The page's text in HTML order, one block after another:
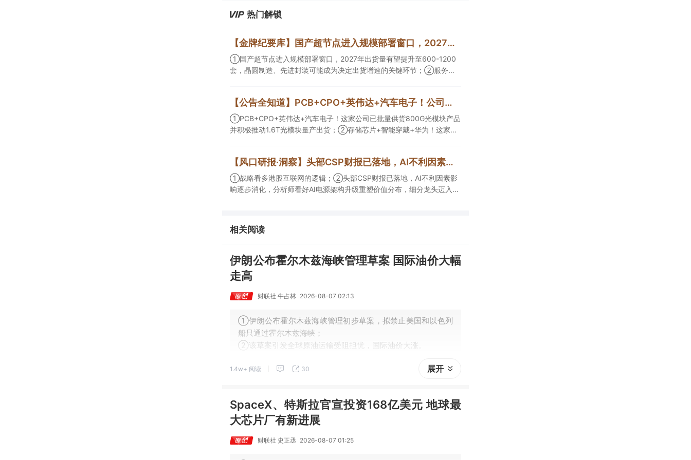
热门解锁
【金牌纪要库】国产超节点进入规模部署窗口，2027年出货量有望提升至600-1200套，晶圆制造、先进封装可能成为决定出货增速的关键环节
①国产超节点进入规模部署窗口，2027年出货量有望提升至600-1200
套，晶圆制造、先进封装可能成为决定出货增速的关键环节；②服务器
由送样验证逐步进入小批量应用，中低速率产品替代有望加快，400G、
800G产品正进入认证和导入阶段。
【公告全知道】PCB+CPO+英伟达+汽车电子！公司已批量供货800G光模块
①PCB+CPO+英伟达+汽车电子！这家公司已批量供货800G光模块产品
并积极推动1.6T光模块量产出货；②存储芯片+智能穿戴+华为！这家公
【风口研报·洞察】头部CSP财报已落地，AI不利因素影响逐步消化，分析师看好AI电源架构升级重塑价值分布，细分龙头迈入放量验证阶段；战略看多港股互联网的逻辑
①战略看多港股互联网的逻辑；②头部CSP财报已落地，AI不利因素影
响逐步消化，分析师看好AI电源架构升级重塑价值分布，细分龙头迈入放
度覆盖；④在个股机构关注度排行中，华峰化学首次上榜，前五名依次
为东鹏饮料>药明康德>百润股份>华峰化学>健盛集团。
相关阅读
伊朗公布霍尔木兹海峡管理草案 国际油价大幅
走高
财联社 牛占林 2026-08-07 02:13
①伊朗公布霍尔木兹海峡管理初步草案，拟禁止美国和以色列
船只通过霍尔木兹海峡；
②该草案引发全球原油运输受阻担忧，国际油价大涨。
1.4w+ 阅读 30 展开
SpaceX、特斯拉官宣投资168亿美元 地球最
大芯片厂有新进展
财联社 史正丞 2026-08-07 01:25